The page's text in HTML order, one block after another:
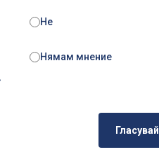
Не
Нямам мнение
Гласувай